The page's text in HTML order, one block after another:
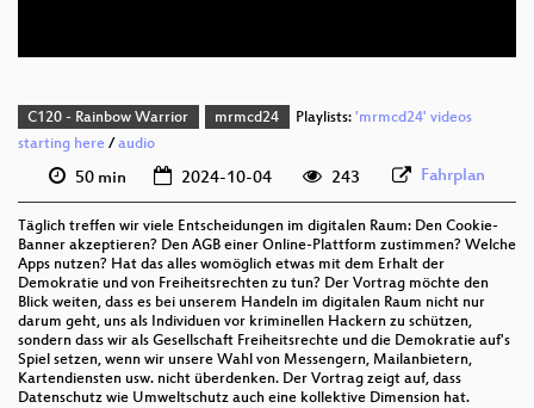
C120 - Rainbow Warrior mrmcd24 Playlists: 'mrmcd24' videos
starting here /audio
50 min 2024-10-04 243 Fahrplan
Täglich treffen wir viele Entscheidungen im digitalen Raum: Den Cookie-
Banner akzeptieren? Den AGB einer Online-Plattform zustimmen? Welche
Apps nutzen? Hat das alles womöglich etwas mit dem Erhalt der
Demokratie und von Freiheitsrechten zu tun? Der Vortrag möchte den
Blick weiten, dass es bei unserem Handeln im digitalen Raum nicht nur
darum geht, uns als Individuen vor kriminellen Hackern zu schützen,
sondern dass wir als Gesellschaft Freiheitsrechte und die Demokratie auf's
Spiel setzen, wenn wir unsere Wahl von Messengern, Mailanbietern,
Kartendiensten usw. nicht überdenken. Der Vortrag zeigt auf, dass
Datenschutz wie Umweltschutz auch eine kollektive Dimension hat.